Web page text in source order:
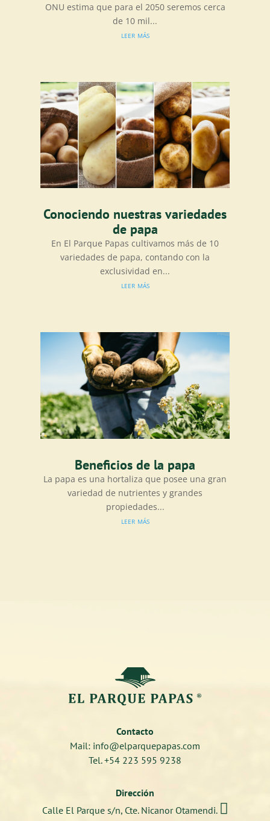
ONU estima que para el 2050 seremos cerca
de 10 mil...
leer más
Conociendo nuestras variedades
de papa
En El Parque Papas cultivamos más de 10
variedades de papa, contando con la
exclusividad en...
leer más
Beneficios de la papa
La papa es una hortaliza que posee una gran
variedad de nutrientes y grandes
propiedades...
leer más
Contacto
Mail: info@elparquepapas.com
Tel. +54 223 595 9238
Dirección
Calle El Parque s/n, Cte. Nicanor Otamendi. 